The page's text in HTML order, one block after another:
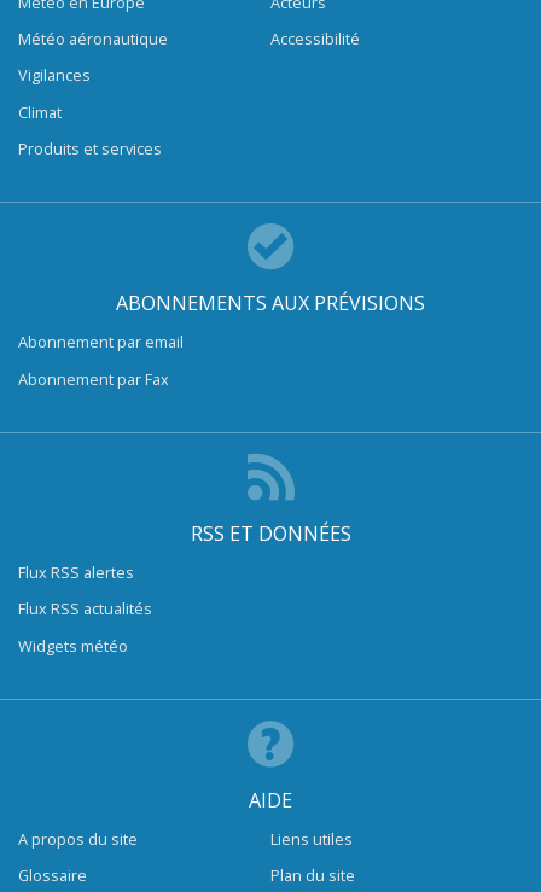
Météo aéronautique
Vigilances
Climat
Produits et services
Accessibilité
ABONNEMENTS AUX PRÉVISIONS
Abonnement par email
Abonnement par Fax
RSS ET DONNÉES
Flux RSS alertes
Flux RSS actualités
Widgets météo
AIDE
A propos du site
Glossaire
Liens utiles
Plan du site